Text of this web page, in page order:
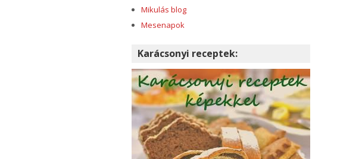
Mikulás blog
Mesenapok
Karácsonyi receptek: